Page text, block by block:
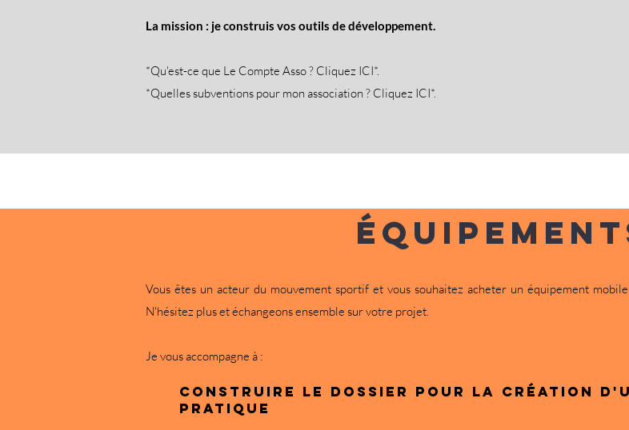
La mission : je construis vos outils de développement.
*Qu'est-ce que Le Compte Asso ? Cliquez ICI*.
*Quelles subventions pour mon association ? Cliquez ICI*.
Vous êtes un acteur du mouvement sportif et vous souhaitez acheter un équipement
N'hésitez plus et échangeons ensemble sur votre projet.
Je vous accompagne à :
construire le dossier pour la création
pratique